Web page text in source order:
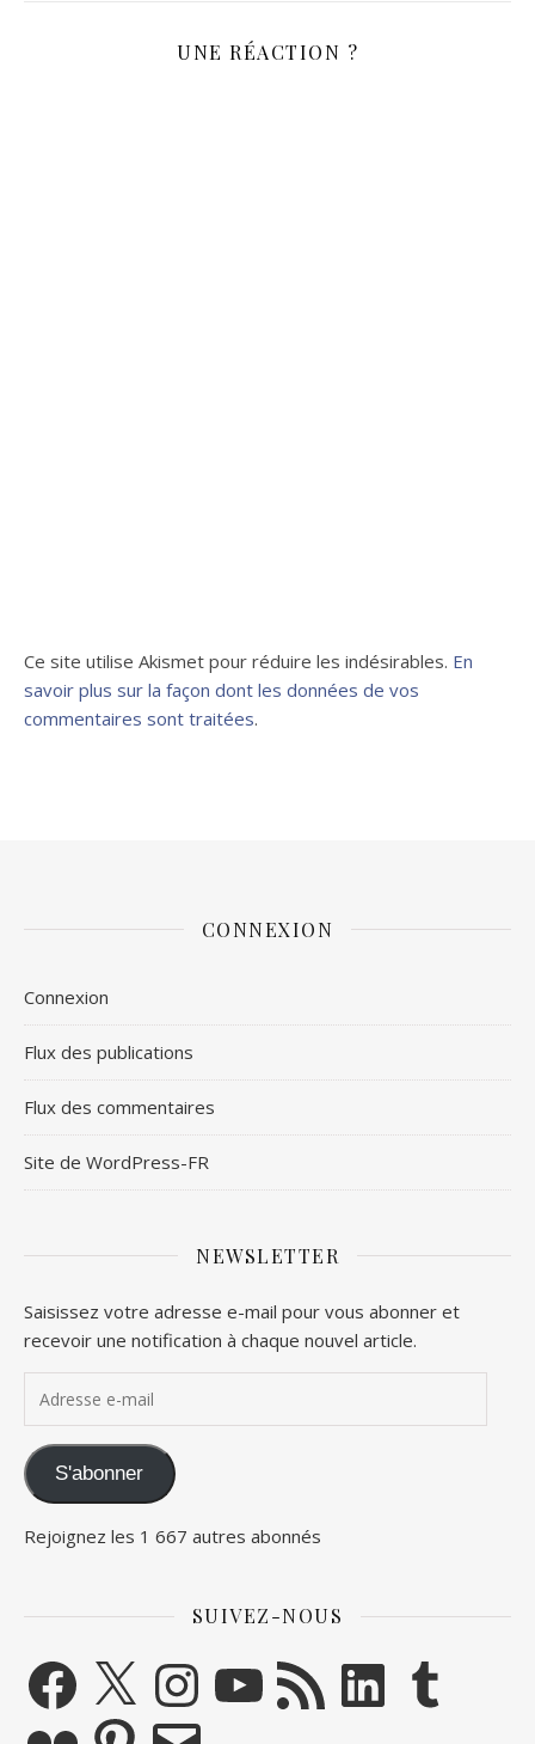
UNE RÉACTION ?
Ce site utilise Akismet pour réduire les indésirables. En
savoir plus sur la façon dont les données de vos
commentaires sont traitées.
CONNEXION
Connexion
Flux des publications
Flux des commentaires
Site de WordPress-FR
NEWSLETTER
Saisissez votre adresse e-mail pour vous abonner et
recevoir une notification à chaque nouvel article.
S'abonner
Rejoignez les 1 667 autres abonnés
SUIVEZ-NOUS
Facebook
X InstagramYouTubeFlux RSSLinkedIn Tumblr
PinterestE-mail